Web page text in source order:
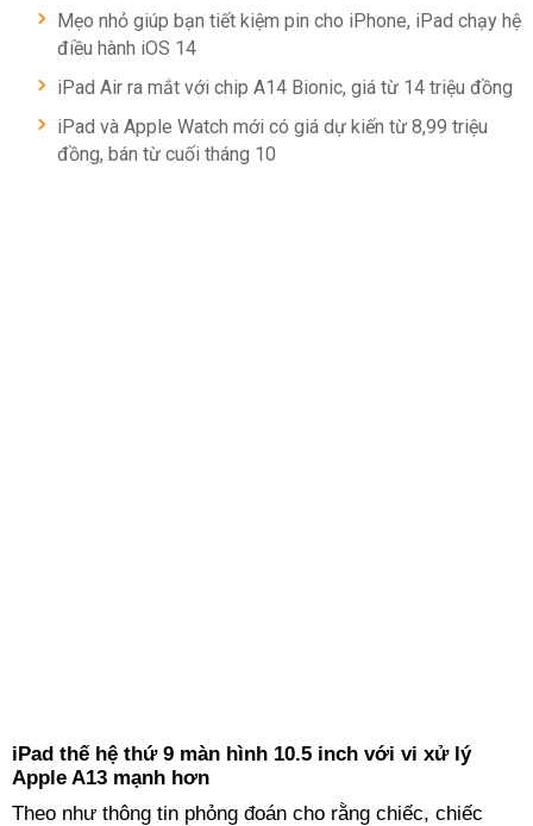
Mẹo nhỏ giúp bạn tiết kiệm pin cho iPhone, iPad chạy hệ
điều hành iOS 14
iPad Air ra mắt với chip A14 Bionic, giá từ 14 triệu đồng
iPad và Apple Watch mới có giá dự kiến từ 8,99 triệu
đồng, bán từ cuối tháng 10
iPad thế hệ thứ 9 màn hình 10.5 inch với vi xử lý
Apple A13 mạnh hơn
Theo như thông tin phỏng đoán cho rằng chiếc, chiếc